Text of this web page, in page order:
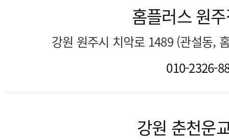
홈플러스 원
강원 원주시 치악로 1489 (관설동,
010-2326-
강원 춘천